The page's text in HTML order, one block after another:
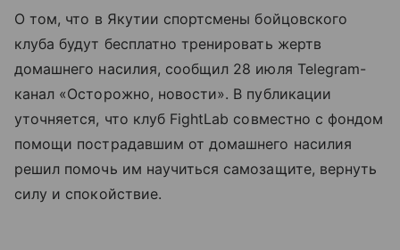
О том, что в Якутии спортсмены бойцовского
клуба будут бесплатно тренировать жертв
домашнего насилия, сообщил 28 июля Telegram-
канал «Осторожно, новости». В публикации
уточняется, что клуб FightLab совместно с фондом
помощи пострадавшим от домашнего насилия
решил помочь им научиться самозащите, вернуть
силу и спокойствие.